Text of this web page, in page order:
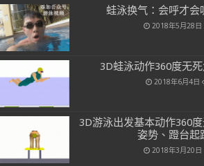
蛙泳换气：会呼才会
2018年5月28日
3D蛙泳动作360度无
2018年6月4日
3D游泳出发基本动作360
姿势、蹬台起
2018年3月20日